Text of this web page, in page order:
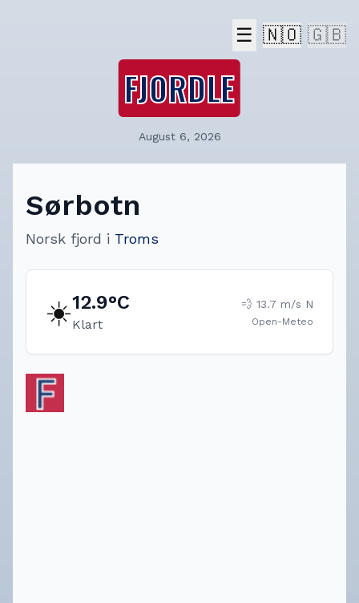
☰ 🇳🇴 🇬🇧
FJORDLE
August 6, 2026
Sørbotn
Norsk fjord i Troms
☀️12.9°C
Klart
💨 13.7 m/s N
Open-Meteo